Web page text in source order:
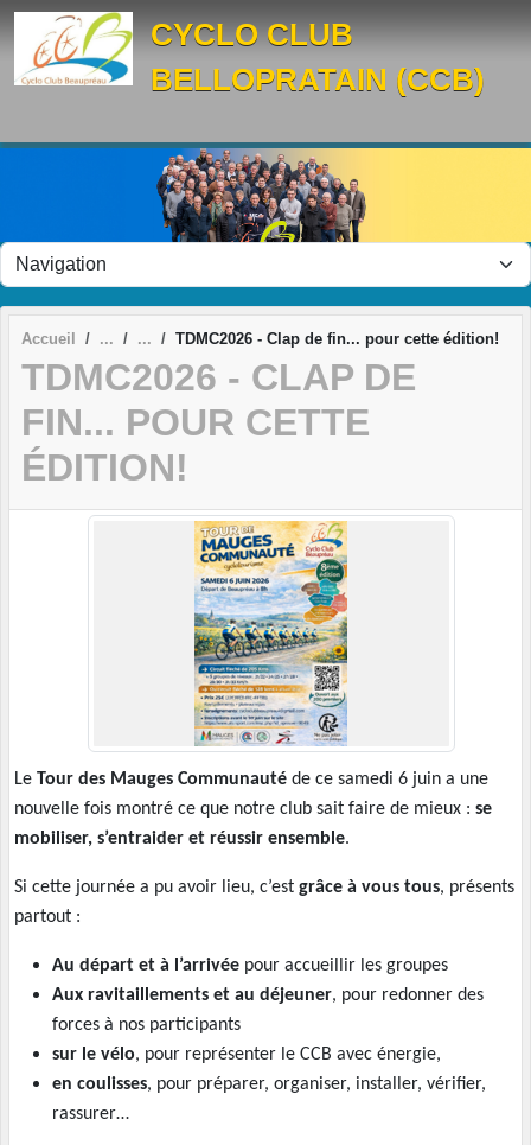
CYCLO CLUB
BELLOPRATAIN (CCB)
Accueil TDMC2026 - Clap de fin... pour cette édition!
TDMC2026 - CLAP DE
FIN... POUR CETTE
ÉDITION!
Le Tour des Mauges Communauté de ce samedi 6 juin a une
nouvelle fois montré ce que notre club sait faire de mieux : se
mobiliser, s’entraider et réussir ensemble.
Si cette journée a pu avoir lieu, c’est grâce à vous tous, présents
partout :
Au départ et à l’arrivée pour accueillir les groupes
Aux ravitaillements et au déjeuner, pour redonner des
forces à nos participants
sur le vélo, pour représenter le CCB avec énergie,
en coulisses, pour préparer, organiser, installer, vérifier,
rassurer…
Panneau de gestion des cookies